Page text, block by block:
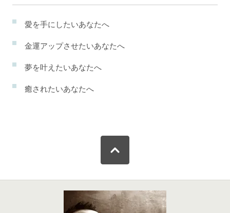
愛を手にしたいあなたへ
金運アップさせたいあなたへ
夢を叶えたいあなたへ
癒されたいあなたへ